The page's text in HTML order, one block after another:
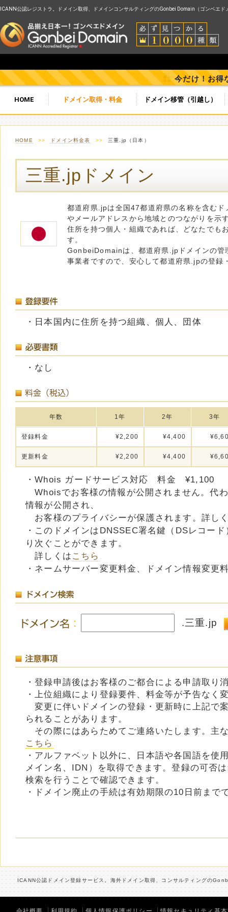
ICANN公認レジストラ。ドメイン取得、ドメインコンサルティングのGonbei Domain（ゴンベエド
今だけ！お得
HOME ドメイン取得・料金 ドメイン移管（引越し）
HOME >> ドメイン料金表 >> 三重.jp（日本）
三重.jpドメイン
都道府県.jpは全国47都道府県の名称を含む
やメールアドレスから地域とのつながりを示
住所を持つ個人・組織であれば、どなたでも
す。
GonbeiDomainは、都道府県.jpドメインの管
事業者ですので、安心して都道府県.jpの登録
・日本国内に住所を持つ組織、個人、団体
・なし
年数 1年 2年 3年
登録料金 ¥2,200 ¥4,400
更新料金 ¥2,200 ¥4,400
・Whois ガードサービス対応 料金 ¥1,100
Whoisでお客様の情報が公開されません。代
情報が公開され、
お客様のプライバシーが保護されます。詳し
・このドメインはDNSSEC署名鍵（DSレコー
り次ぐことができます。
詳しくは こちら
・ネームサーバー変更料金、ドメイン情報変更
.三重.jp
・登録申請後はお客様のご都合による申請取り
・上位組織により登録要件、料金等が予告なく
変更に伴いドメインの登録・更新時に上記で
られることがあります。
その際にはあらためてご連絡いたします。主
こちら
・アルファベット以外に、日本語や各国語を使
メイン名、IDN）を取得できます。登録の可否
検索を行うことで確認できます。
・ドメイン廃止の手続は有効期限の10日前まで
ICANN公認ドメイン登録サービス。海外ドメイン取得、コンサルティングの